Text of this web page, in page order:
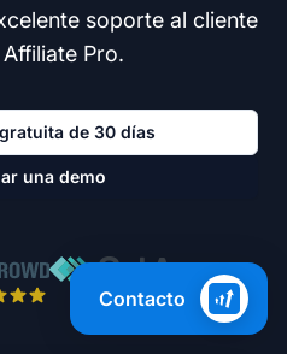
soporte al cliente
Pro.
de 30 días
una demo
Contacto